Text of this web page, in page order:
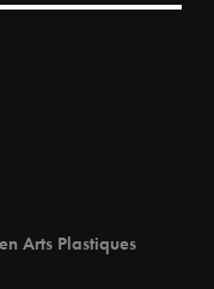
Arts Plastiques